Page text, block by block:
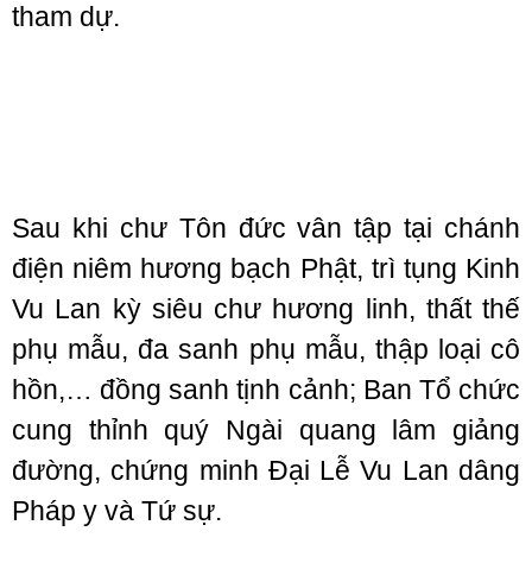
tham dự.
Sau khi chư Tôn đức vân tập tại chánh
điện niêm hương bạch Phật, trì tụng Kinh
Vu Lan kỳ siêu chư hương linh, thất thế
phụ mẫu, đa sanh phụ mẫu, thập loại cô
hồn,… đồng sanh tịnh cảnh; Ban Tổ chức
cung thỉnh quý Ngài quang lâm giảng
đường, chứng minh Đại Lễ Vu Lan dâng
Pháp y và Tứ sự.